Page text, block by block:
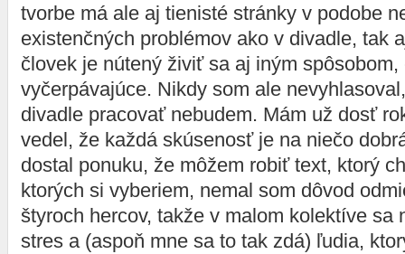
tvorbe má ale aj tienisté stránky v podobe
existenčných problémov ako v divadle, tak
človek je nútený živiť sa aj iným spôsobom,
vyčerpávajúce. Nikdy som ale
divadle pracovať nebudem. Mám už dosť
vedel, že každá skúsenosť je na niečo
dostal ponuku, že môžem robiť text, ktorý
ktorých si vyberiem, nemal som dôvod
štyroch hercov, takže v malom kolektíve sa
stres a (aspoň mne sa to tak zdá) ľudia,